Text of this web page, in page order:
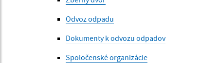
Odvoz odpadu
Dokumenty k odvozu odpadov
Spoločenské organizácie